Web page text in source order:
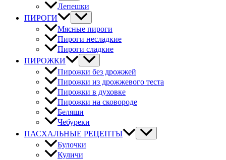
Лепешки
ПИРОГИ
Мясные пироги
Пироги несладкие
Пироги сладкие
ПИРОЖКИ
Пирожки без дрожжей
Пирожки из дрожжевого теста
Пирожки в духовке
Пирожки на сковороде
Беляши
Чебуреки
ПАСХАЛЬНЫЕ РЕЦЕПТЫ
Булочки
Куличи